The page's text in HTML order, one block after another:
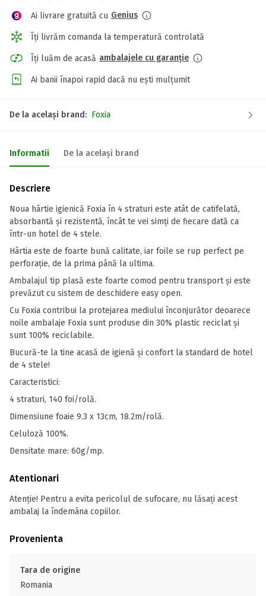
Ai livrare gratuită cu Genius
Îți livrăm comanda la temperatură controlată
Îți luăm de acasă ambalajele cu garanție
Ai banii înapoi rapid dacă nu ești mulțumit
De la același brand: Foxia
Informatii De la același brand
Descriere
Noua hârtie igienică Foxia în 4 straturi este atât de catifelată,
absorbantă și rezistentă, încât te vei simți de fiecare dată ca
într-un hotel de 4 stele.
Hârtia este de foarte bună calitate, iar foile se rup perfect pe
perforație, de la prima până la ultima.
Ambalajul tip plasă este foarte comod pentru transport și este
prevăzut cu sistem de deschidere easy open.
Cu Foxia contribui la protejarea mediului înconjurător deoarece
noile ambalaje Foxia sunt produse din 30% plastic reciclat și
sunt 100% reciclabile.
Bucură-te la tine acasă de igienă și confort la standard de hotel
de 4 stele!
Caracteristici:
4 straturi, 140 foi/rolă.
Dimensiune foaie 9.3 x 13cm, 18.2m/rolă.
Celuloză 100%.
Densitate mare: 60g/mp.
Atentionari
Atenție! Pentru a evita pericolul de sufocare, nu lăsați acest
ambalaj la îndemâna copiilor.
Provenienta
Tara de origine
Romania